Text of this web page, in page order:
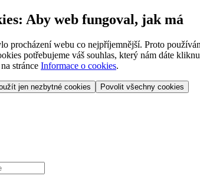
Aby web fungoval, jak má
procházení webu co nejpříjemnější. Proto
potřebujeme váš souhlas, který nám dáte
stránce Informace o cookies.
jen nezbytné cookies Povolit všechny cookies